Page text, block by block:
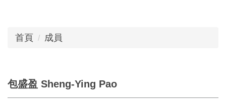
首頁 成員
包盛盈 Sheng-Ying Pao